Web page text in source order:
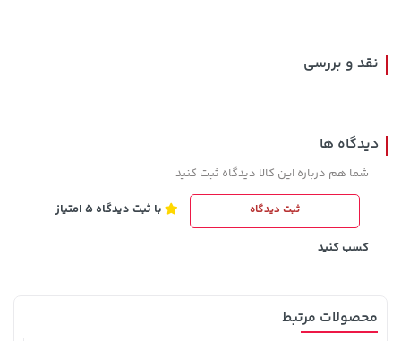
44,380,000 تومان خرید
2,679,000 تومان
نقد و بررسی
دیدگاه ها
شما هم درباره این کالا دیدگاه ثبت کنید
ثبت دیدگاه با ثبت دیدگاه 5 امتیاز
کسب کنید
محصولات مرتبط